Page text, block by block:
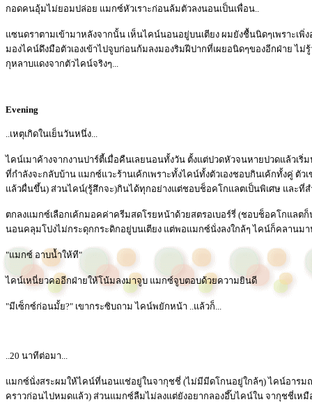
กอดคนอุ้มไม่ยอมปล่อย แมกซ์หัวเราะก่อนล้มตัวลงนอนเป็นเพื่อน..
แซนดราตามเข้ามาหลังจากนั้น เห็นไคน์นอนอยู่บนเตียง ผมยังชื้นนิดๆเพราะเพิ่
มองไคน์ดึงมือตัวเองเข้าไปจูบก่อนก้มลงมองริมฝีปากที่เผยอนิดๆของอีกฝ่าย ไ
กุหลาบแดงจากตัวไคน์จริงๆ...
Evening
..เหตุเกิดในเย็นวันหนึ่ง...
ไคน์เมาค้างจากงานปาร์ตี้เมื่อคืนเลยนอนทั้งวัน ตั้งแต่ปวดหัวจนหายปวดแล้วเ
ที่กำลังจะกลับบ้าน แมกซ์แวะร้านเค้กเพราะทั้งไคน์ทั้งตัวเองชอบกินเค้กทั้งคู่ ตั
แล้วผื่นขึ้น) ส่วนไคน์(รู้สึกจะ)กินได้ทุกอย่างแต่ชอบช็อคโกแลตเป็นพิเศษ และที่
ตกลงแมกซ์เลือกเค้กมอคค่าครีมสดโรยหน้าด้วยสตรอเบอร์รี่ (ชอบช็อคโกแลต
นอนคลุมโปงไม่กระดุกกระดิกอยู่บนเตียง แต่พอแมกซ์นั่งลงใกล้ๆ ไคน์ก็คลานม
"แมกซ์ อาบน้ำให้ที"
ไคน์เหนี่ยวคออีกฝ่ายให้โน้มลงมาจูบ แมกซ์จูบตอบด้วยความยินดี
"มีเซ็กซ์ก่อนมั้ย?" เขากระซิบถาม ไคน์พยักหน้า ..แล้วก็...
..20 นาทีต่อมา...
แมกซ์นั่งสระผมให้ไคน์ที่นอนแช่อยู่ในจากุชชี่ (ไม่มีมีดโกนอยู่ใกล้ๆ) ไคน์อารม
คราวก่อนไปหมดแล้ว) ส่วนแมกซ์ลืมไม่ลงแต่ยังอยากลองอึ๊บไคน์ใน จากุชชี่เหมื